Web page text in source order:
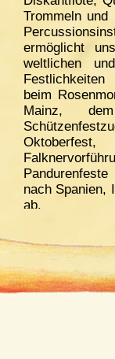
Trommeln
ermöglicht
weltlichen
Festlichkeiten
beim
Mainz,
nach Spanien,
ab.